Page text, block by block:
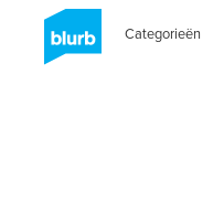
Categorieën